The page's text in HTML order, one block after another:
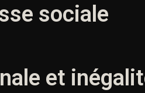
sociale
et